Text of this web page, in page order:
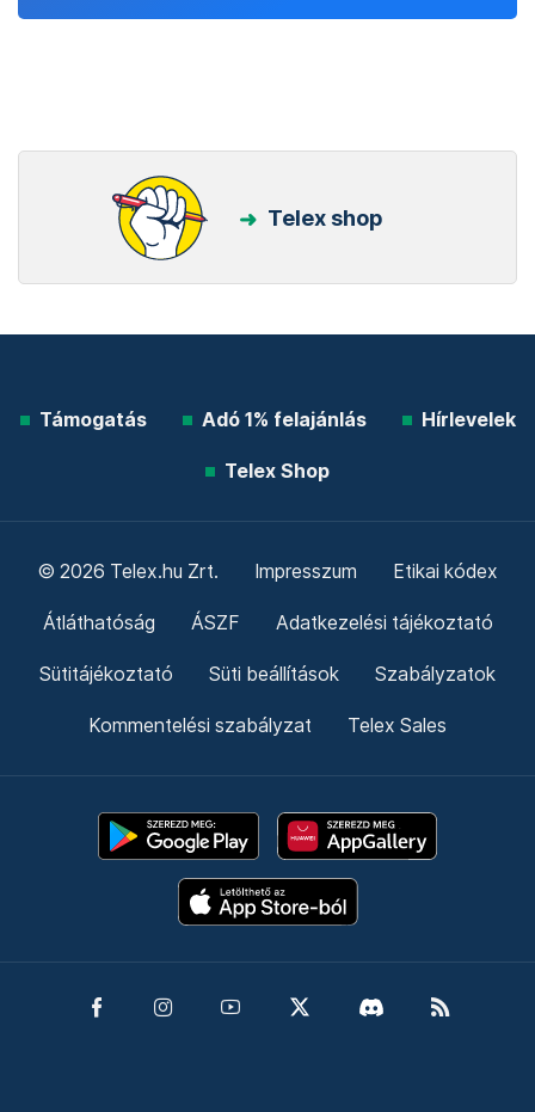
Telex shop
Támogatás Adó 1% felajánlás Hírlevelek
Telex Shop
© 2026 Telex.hu Zrt. Impresszum Etikai kódex
Átláthatóság ÁSZF Adatkezelési tájékoztató
Sütitájékoztató Süti beállítások Szabályzatok
Kommentelési szabályzat Telex Sales